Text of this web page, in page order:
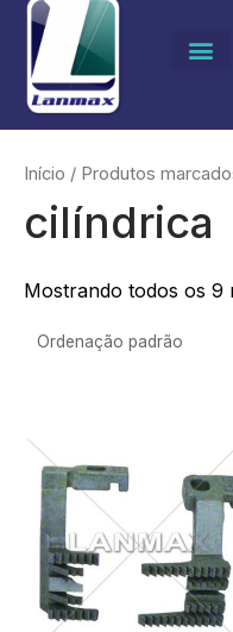
para
conteúdo
Início / Produtos
cilíndrica
Mostrando todos os 9